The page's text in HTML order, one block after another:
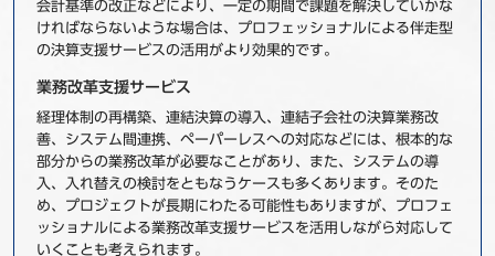
会計基準の改正などにより、一定の期間で課題を解決していかな
ければならないような場合は、プロフェッショナルによる伴走型
の決算支援サービスの活用がより効果的です。
業務改革支援サービス
経理体制の再構築、連結決算の導入、連結子会社の決算業務改
善、システム間連携、ペーパーレスへの対応などには、根本的な
部分からの業務改革が必要なことがあり、また、システムの導
入、入れ替えの検討をともなうケースも多くあります。そのた
め、プロジェクトが長期にわたる可能性もありますが、プロフェ
ッショナルによる業務改革支援サービスを活用しながら対応して
いくことも考えられます。